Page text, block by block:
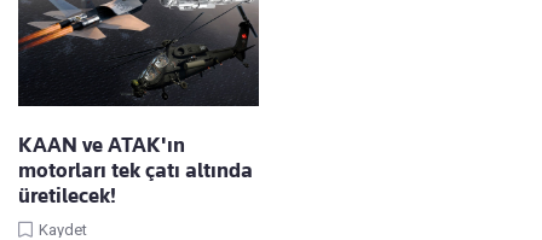
KAAN ve ATAK'ın
motorları tek çatı altında
üretilecek!
Kaydet